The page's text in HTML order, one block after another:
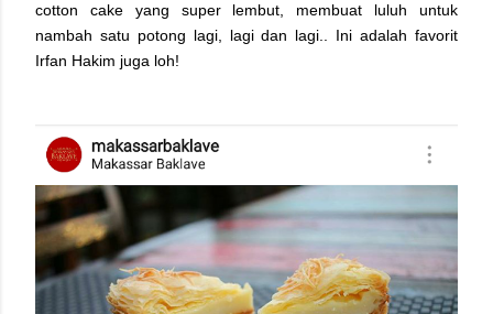
cotton cake yang super lembut, membuat luluh untuk
nambah satu potong lagi, lagi dan lagi.. Ini adalah favorit
Irfan Hakim juga loh!